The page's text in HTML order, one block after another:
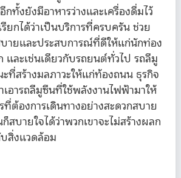
ทั้งยังมีอาหารว่างและเครื่องดื่มไว้
ยกได้ว่าเป็นบริการที่ครบครัน ช่วย
ายและประสบการณ์ที่ดีให้แก่นักท่อง
และเช่นเดียวกับรถยนต์ทั่วไป รถลีมู
ที่สร้างมลภาวะให้แก่ท้องถนน ธุรกิจ
อารถลีมูซีนที่ใช้พลังงานไฟฟ้ามาให้
ต้องการเดินทางอย่างสะดวกสบาย
บายใจได้ว่าพวกเขาจะไม่สร้างผลก
สิ่งแวดล้อม